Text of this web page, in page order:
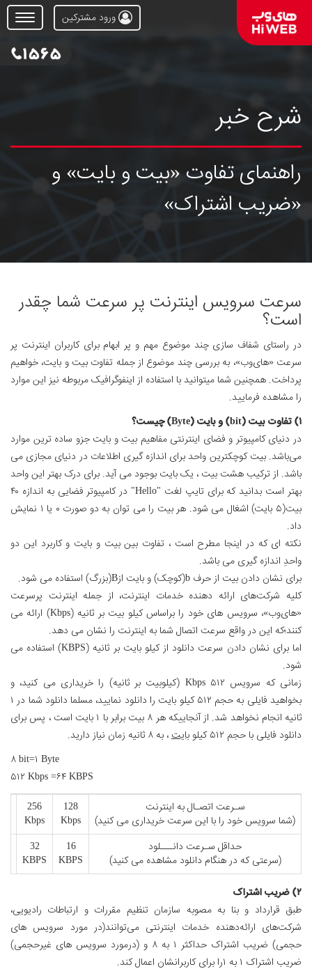
Open
Menu
ورود مشترکین
شرح خبر
راهنمای تفاوت «بیت و بایت» و
«ضریب اشتراک»
سرعت سرویس اینترنت پر سرعت شما چقدر
است؟
در راستای شفاف سازی چند موضوع مهم و پر ابهام برای کاربران اینترنت پر
سرعت «های‌وب»، به بررسی چند موضوع از جمله تفاوت بیت و بایت، خواهیم
پرداخت. همچنین شما میتوانید با استفاده از اینفوگرافیک مربوطه نیز این موارد
را مشاهده فرمایید.
۱) تفاوت بیت (bit) و بایت (Byte) چیست؟
در دنیای کامپیوتر و فضای اینترنتی مفاهیم بیت و بایت جزو ساده ترین موارد
می‌باشد. بیت کوچکترین واحد برای اندازه گیری اطلاعات در دنیای مجازی می
باشد. از ترکيب هشت بيت ، يک بايت بوجود می آيد. برای درک بهتر این واحد
بهتر است بدانید که برای تایپ لغت "Hello" در کامپیوتر فضایی به اندازه ۴۰
بیت(۵ بایت) اشغال می شود. هر بیت را می توان به دو صورت ۰ یا ۱ نمایش
داد.
نکته ای که در اینجا مطرح است ، تفاوت بین بیت و بایت و کاربرد این دو
واحدِ اندازه گیری می باشد.
برای نشان دادن بیت از حرف b(کوچک) و بایت ازB(بزرگ) استفاده می شود.
کلیه شرکت‌های ارائه دهنده خدمات اینترنت، از جمله اینترنت پرسرعت
«های‌وب»، سرویس های خود را براساس کیلو بیت بر ثانیه (Kbps) ارائه می
کنند؛که این در واقع سرعت اتصال شما به اینترنت را نشان می دهد.
اما برای نشان دادن سرعت دانلود از کیلو بایت بر ثانیه (KBPS) استفاده می
شود.
زمانی که سرویس ۵۱۲ Kbps (کیلوبیت بر ثانیه) را خریداری می کنید، و
بخواهید فایلی به حجم ۵۱۲ کیلو بایت را دانلود نمایید، مسلما دانلود شما در ۱
ثانیه انجام نخواهد شد. از آنجاییکه هر ۸ بیت برابر با ۱ بایت است ، پس برای
دانلود فایلی با حجم ۵۱۲ کیلو
بایت، به ۸ ثانیه زمان نیاز دارید.
۸ bit=۱ Byte
۵۱۲ Kbps =۶۴ KBPS
سـرعت اتصـال به اینترنت
(شما سرویس خود را با این سرعت خریداری می کنید)
128
Kbps
256
Kbps
حداقل سـرعت دانـــلود
(سرعتی که در هنگام دانلود مشاهده می کنید)
16
KBPS
32
KBPS
۲) ضریب اشتراک
طبق قرارداد و بنا به مصوبه سازمان تنظیم مقررات و ارتباطات رادیویی،
شرکت‌های ارائه‌دهنده خدمات اینترنتی می‌توانند(در مورد سرویس های
حجمی) ضریب اشتراک حداکثر ۱ به ۸ و (درمورد سرویس های غیرحجمی)
ضریب اشتراک ۱ به ۱را برای کاربرانشان اعمال کند.